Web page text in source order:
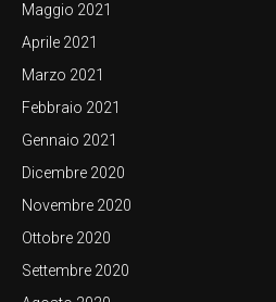
Maggio 2021
Aprile 2021
Marzo 2021
Febbraio 2021
Gennaio 2021
Dicembre 2020
Novembre 2020
Ottobre 2020
Settembre 2020